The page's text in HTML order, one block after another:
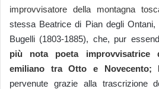
improvvisatore della montagna
stessa Beatrice di Pian degli Ontani,
Bugelli (1803-1885), che, pur
più nota poeta improvvisatrice
emiliano tra Otto e
pervenute grazie alla trascrizione